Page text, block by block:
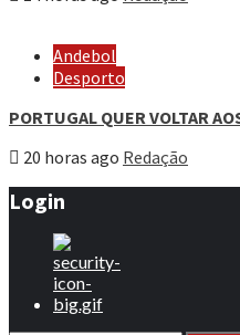
Andebol
Desporto
PORTUGAL QUER VOLTAR
20 horas ago Redação
Login